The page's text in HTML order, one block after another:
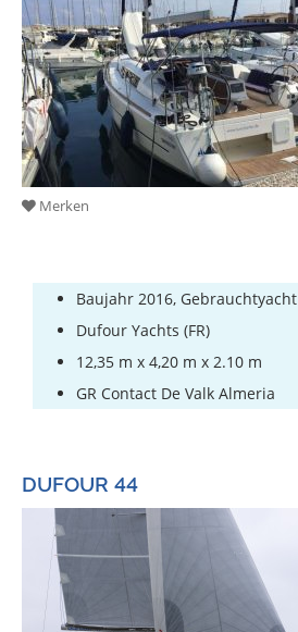
Merken
Baujahr 2016, Gebrauchtyacht
Dufour Yachts (FR)
12,35 m x 4,20 m x 2.10 m
GR Contact De Valk Almeria
DUFOUR 44